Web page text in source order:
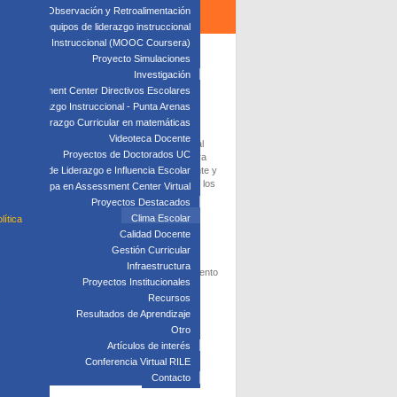
Observación y Retroalimentación
para equipos de liderazgo instruccional
Liderazgo Instruccional (MOOC Coursera)
Proyecto Simulaciones
Investigación
Assessment Center Directivos Escolares
de Liderazgo Instruccional - Punta Arenas
Liderazgo Curricular en matemáticas
Videoteca Docente
Proyectos de Doctorados UC
Laboratorio de Liderazgo e Influencia Escolar
Participa en Assessment Center Virtual
Proyectos Destacados
Clima Escolar
Calidad Docente
Gestión Curricular
Infraestructura
Proyectos Institucionales
Recursos
Resultados de Aprendizaje
Otro
Artículos de interés
Conferencia Virtual RILE
Contacto
PROYECTOS +
VISTOS
Monitoreo y Acompañamiento al
Aula, como Estrategia de Mejora
Continua al Desempeño Docente y
Resultados de Aprendizajes de los
Estudiantes
Instalación de un proyecto de
metodologías efectivas para la
mejora de los aprendizajes
Proyecto Curricular un instrumento
para abordar la gestión del
PROYECTOS +
COMENTADOS